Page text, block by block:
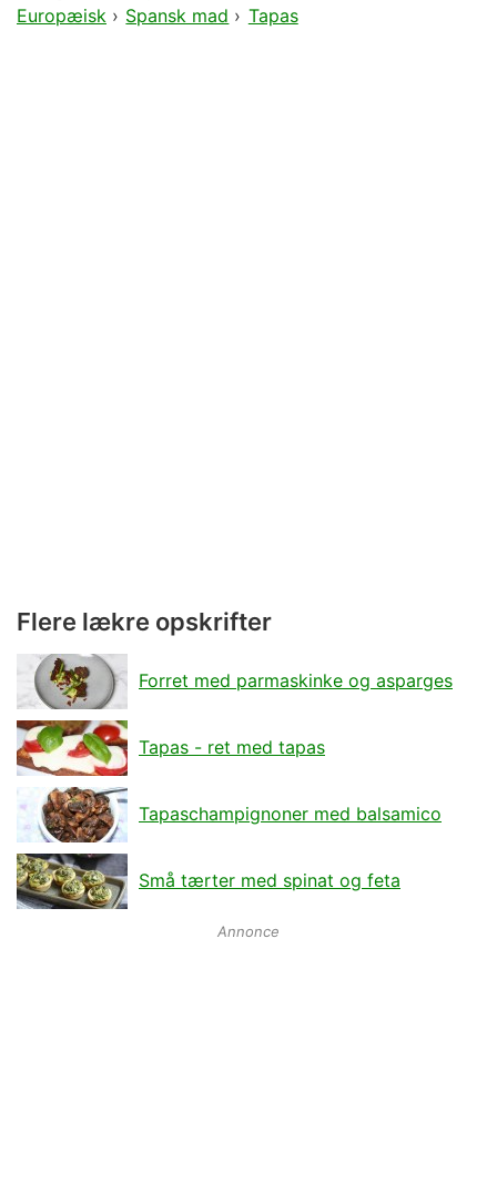
Europæisk › Spansk mad › Tapas
Flere lækre opskrifter
Forret med parmaskinke og asparges
Tapas - ret med tapas
Tapaschampignoner med balsamico
Små tærter med spinat og feta
Annonce